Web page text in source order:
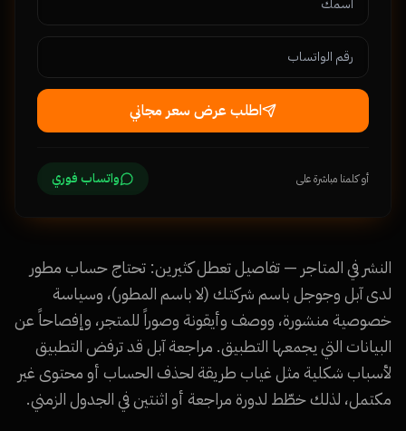
اطلب عرض سعر مجاني
أو كلمنا مباشرة على واتساب فوري
النشر في المتاجر — تفاصيل تعطل كثيرين: تحتاج حساب مطور
لدى آبل وجوجل باسم شركتك (لا باسم المطور)، وسياسة
خصوصية منشورة، ووصف وأيقونة وصوراً للمتجر، وإفصاحاً عن
البيانات التي يجمعها التطبيق. مراجعة آبل قد ترفض التطبيق
لأسباب شكلية مثل غياب طريقة لحذف الحساب أو محتوى غير
مكتمل، لذلك خطّط لدورة مراجعة أو اثنتين في الجدول الزمني.